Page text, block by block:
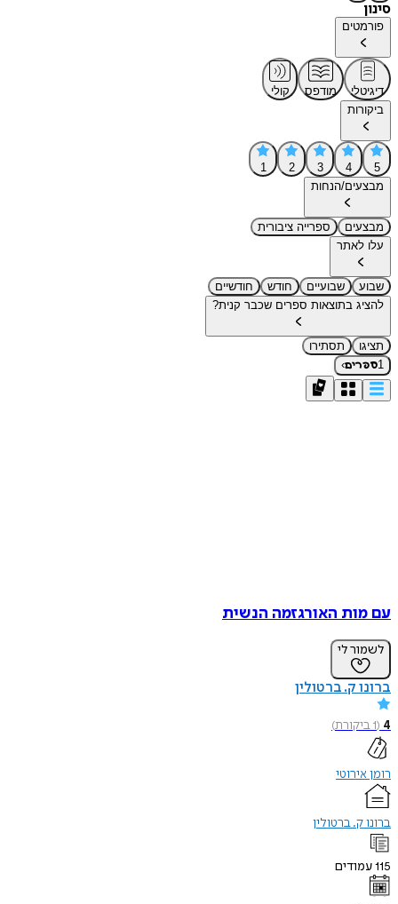
סינון
פורמטים
דיגיטלי מודפס
קולי
ביקורות
5
4
3
2
1
מבצעים/הנחות
מבצעים
ספרייה ציבורית
עלו לאתר
שבוע שבועיים חודש
חודשיים
להציג בתוצאות ספרים שכבר קנית?
תציגו
תסתירו
1ספרים›
עם מות האורגזמה הנשית
לשמור לי
ברונו ק. ברטולין
4
(
1ביקורת)
רומן אירוטי
ברונו ק. ברטולין
115עמודים